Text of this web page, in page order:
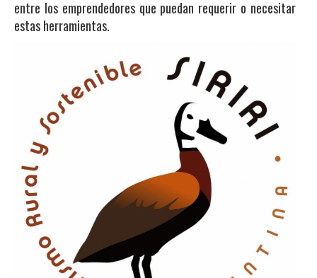
entre los emprendedores que puedan requerir o necesitar
estas herramientas.